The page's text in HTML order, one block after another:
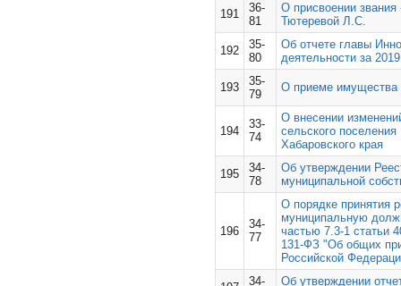
191
36-
81
О присвоении
Тютеревой Л.С.
192
35-
80
Об отчете главы
деятельности за
193
35-
79
О приеме имущества
194
33-
74
О внесении
сельского
Хабаровского края
195
34-
78
Об утверждении
муниципальной
196
34-
77
О порядке принятия
муниципальную
частью 7.3-1 статьи
131-ФЗ "Об общих
Российской
34-
Об утверждении